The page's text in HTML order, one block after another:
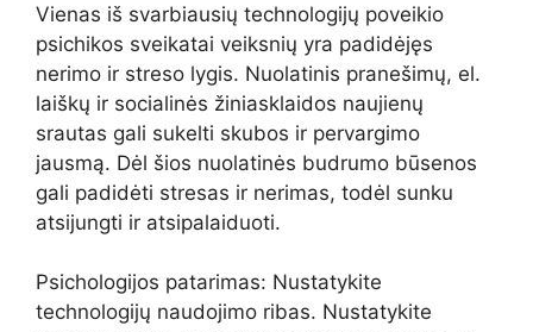
Vienas iš svarbiausių technologijų poveikio
psichikos sveikatai veiksnių yra padidėjęs
nerimo ir streso lygis. Nuolatinis pranešimų, el.
laiškų ir socialinės žiniasklaidos naujienų
srautas gali sukelti skubos ir pervargimo
jausmą. Dėl šios nuolatinės budrumo būsenos
gali padidėti stresas ir nerimas, todėl sunku
atsijungti ir atsipalaiduoti.
Psichologijos patarimas: Nustatykite
technologijų naudojimo ribas. Nustatykite